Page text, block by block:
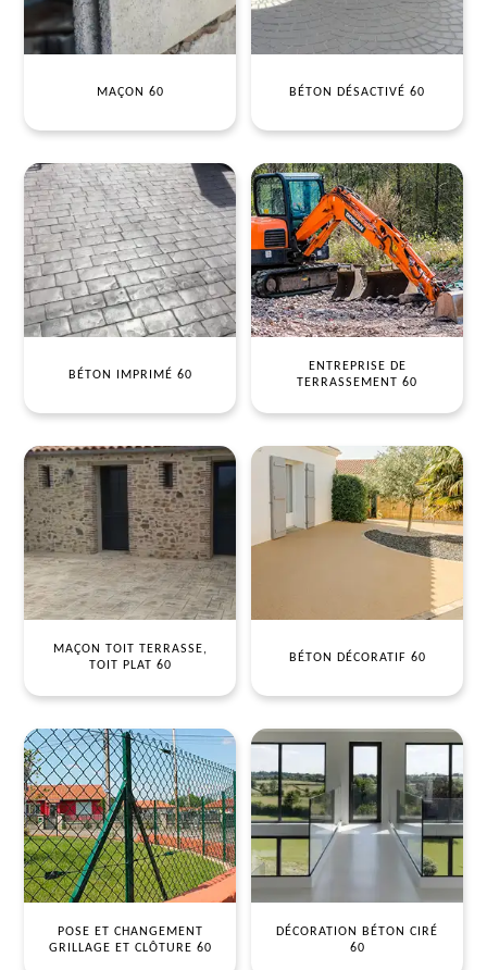
MAÇON 60 BÉTON DÉSACTIVÉ 60
BÉTON IMPRIMÉ 60
ENTREPRISE DE
TERRASSEMENT 60
MAÇON TOIT TERRASSE,
TOIT PLAT 60
BÉTON DÉCORATIF 60
POSE ET CHANGEMENT
GRILLAGE ET CLÔTURE 60
DÉCORATION BÉTON CIRÉ
60